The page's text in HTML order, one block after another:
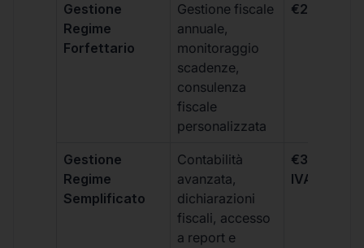
Gestione
Regime
Forfettario
Gestione fiscale
annuale,
monitoraggio
scadenze,
consulenza
fiscale
personalizzata
€264 +
Gestione
Regime
Semplificato
Contabilità
avanzata,
dichiarazioni
fiscali, accesso
a report e
€333 +
IVA/